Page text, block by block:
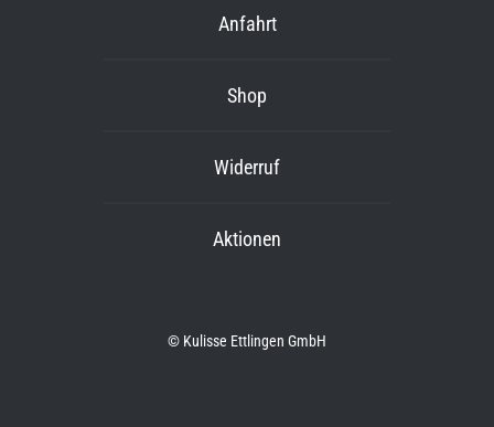
Anfahrt
Shop
Widerruf
Aktionen
© Kulisse Ettlingen GmbH